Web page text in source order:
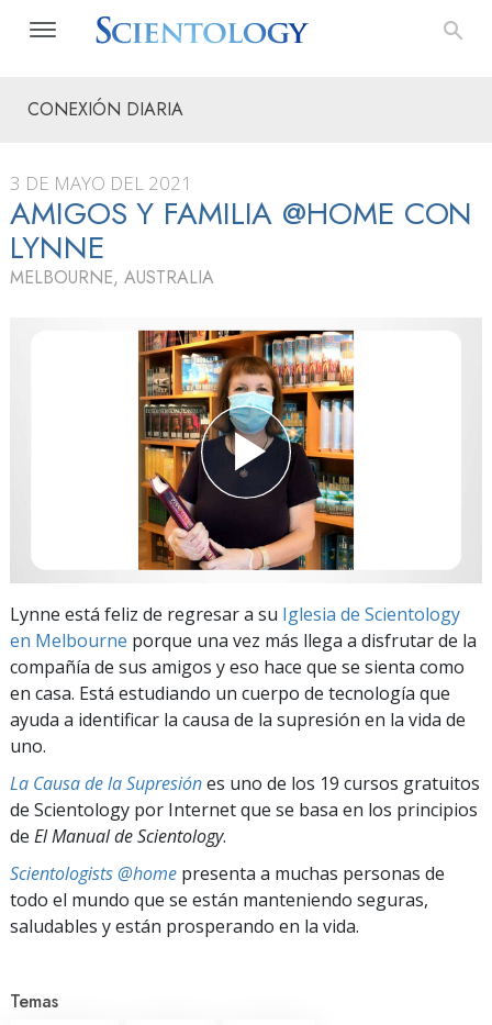
CONEXIÓN DIARIA
3 DE MAYO DEL 2021
AMIGOS Y FAMILIA @HOME CON
LYNNE
MELBOURNE, AUSTRALIA
Lynne está feliz de regresar a su Iglesia de Scientology
en Melbourne porque una vez más llega a disfrutar de la
compañía de sus amigos y eso hace que se sienta como
en casa. Está estudiando un cuerpo de tecnología que
ayuda a identificar la causa de la supresión en la vida de
uno.
La Causa de la Supresiónes uno de los 19 cursos gratuitos
de Scientology por Internet que se basa en los principios
de El Manual de Scientology.
Scientologists @home presenta a muchas personas de
todo el mundo que se están manteniendo seguras,
saludables y están prosperando en la vida.
Temas